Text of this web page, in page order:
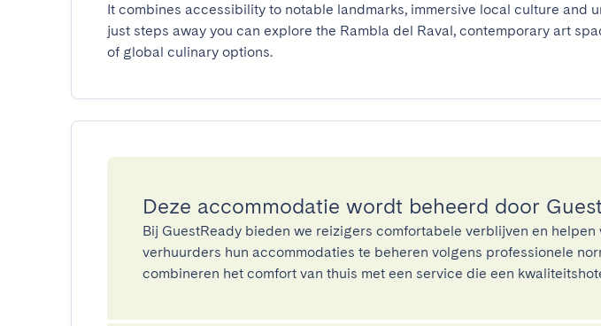
It combines accessibility to notable landmarks, immersive local culture and
just steps away you can explore the Rambla del Raval, contemporary art
of global culinary options.
Deze accommodatie wordt beheerd door
Bij GuestReady bieden we reizigers comfortabele verblijven en helpen
verhuurders hun accommodaties te beheren volgens professionele
combineren het comfort van thuis met een service die een